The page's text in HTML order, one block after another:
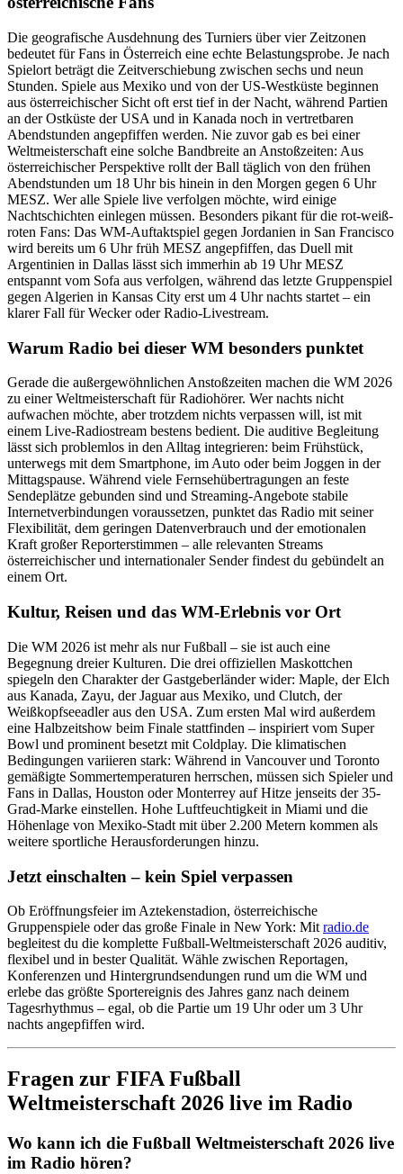
Die geografische Ausdehnung des Turniers über vier Zeitzonen
bedeutet für Fans in Österreich eine echte Belastungsprobe. Je nach
Spielort beträgt die Zeitverschiebung zwischen sechs und neun
Stunden. Spiele aus Mexiko und von der US-Westküste beginnen
aus österreichischer Sicht oft erst tief in der Nacht, während Partien
an der Ostküste der USA und in Kanada noch in vertretbaren
Abendstunden angepfiffen werden. Nie zuvor gab es bei einer
Weltmeisterschaft eine solche Bandbreite an Anstoßzeiten: Aus
österreichischer Perspektive rollt der Ball täglich von den frühen
Abendstunden um 18 Uhr bis hinein in den Morgen gegen 6 Uhr
MESZ. Wer alle Spiele live verfolgen möchte, wird einige
Nachtschichten einlegen müssen. Besonders pikant für die rot-weiß-
roten Fans: Das WM-Auftaktspiel gegen Jordanien in San Francisco
wird bereits um 6 Uhr früh MESZ angepfiffen, das Duell mit
Argentinien in Dallas lässt sich immerhin ab 19 Uhr MESZ
entspannt vom Sofa aus verfolgen, während das letzte Gruppenspiel
gegen Algerien in Kansas City erst um 4 Uhr nachts startet – ein
klarer Fall für Wecker oder Radio-Livestream.
Warum Radio bei dieser WM besonders punktet
Gerade die außergewöhnlichen Anstoßzeiten machen die WM 2026
zu einer Weltmeisterschaft für Radiohörer. Wer nachts nicht
aufwachen möchte, aber trotzdem nichts verpassen will, ist mit
einem Live-Radiostream bestens bedient. Die auditive Begleitung
lässt sich problemlos in den Alltag integrieren: beim Frühstück,
unterwegs mit dem Smartphone, im Auto oder beim Joggen in der
Mittagspause. Während viele Fernsehübertragungen an feste
Sendeplätze gebunden sind und Streaming-Angebote stabile
Internetverbindungen voraussetzen, punktet das Radio mit seiner
Flexibilität, dem geringen Datenverbrauch und der emotionalen
Kraft großer Reporterstimmen – alle relevanten Streams
österreichischer und internationaler Sender findest du gebündelt an
einem Ort.
Kultur, Reisen und das WM-Erlebnis vor Ort
Die WM 2026 ist mehr als nur Fußball – sie ist auch eine
Begegnung dreier Kulturen. Die drei offiziellen Maskottchen
spiegeln den Charakter der Gastgeberländer wider: Maple, der Elch
aus Kanada, Zayu, der Jaguar aus Mexiko, und Clutch, der
Weißkopfseeadler aus den USA. Zum ersten Mal wird außerdem
eine Halbzeitshow beim Finale stattfinden – inspiriert vom Super
Bowl und prominent besetzt mit Coldplay. Die klimatischen
Bedingungen variieren stark: Während in Vancouver und Toronto
gemäßigte Sommertemperaturen herrschen, müssen sich Spieler und
Fans in Dallas, Houston oder Monterrey auf Hitze jenseits der 35-
Grad-Marke einstellen. Hohe Luftfeuchtigkeit in Miami und die
Höhenlage von Mexiko-Stadt mit über 2.200 Metern kommen als
weitere sportliche Herausforderungen hinzu.
Jetzt einschalten – kein Spiel verpassen
Ob Eröffnungsfeier im Aztekenstadion, österreichische
Gruppenspiele oder das große Finale in New York: Mit radio.de
begleitest du die komplette Fußball-Weltmeisterschaft 2026 auditiv,
flexibel und in bester Qualität. Wähle zwischen Reportagen,
Konferenzen und Hintergrundsendungen rund um die WM und
erlebe das größte Sportereignis des Jahres ganz nach deinem
Tagesrhythmus – egal, ob die Partie um 19 Uhr oder um 3 Uhr
nachts angepfiffen wird.
Fragen zur FIFA Fußball
Weltmeisterschaft 2026 live im Radio
Wo kann ich die Fußball Weltmeisterschaft 2026 live
im Radio hören?